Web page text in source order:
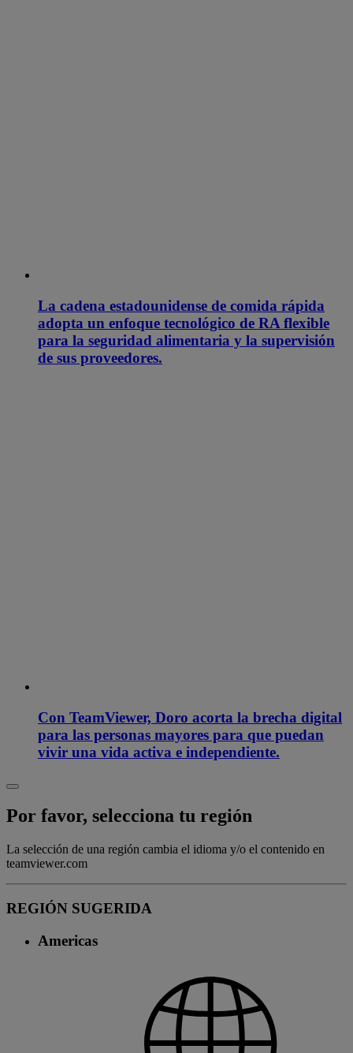
La cadena estadounidense de comida rápida
adopta un enfoque tecnológico de RA flexible
para la seguridad alimentaria y la supervisión
de sus proveedores.
Con TeamViewer, Doro acorta la brecha digital
para las personas mayores para que puedan
vivir una vida activa e independiente.
Por favor, selecciona tu región
La selección de una región cambia el idioma y/o el contenido en
teamviewer.com
REGIÓN SUGERIDA
Americas